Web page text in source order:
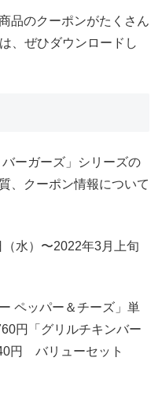
品のクーポンがたくさん
、ぜひダウンロードし
ーガーズ」シリーズの
、クーポン情報について
水）〜2022年3月上旬
ペッパー＆チーズ」単
「グリルチキンバー
円 バリューセット